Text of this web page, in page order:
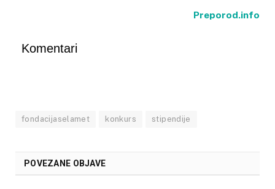
Preporod.info
Komentari
fondacijaselamet konkurs stipendije
POVEZANE OBJAVE